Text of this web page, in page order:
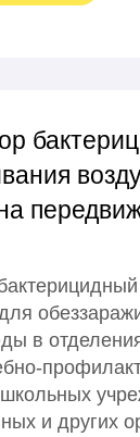
в
и других